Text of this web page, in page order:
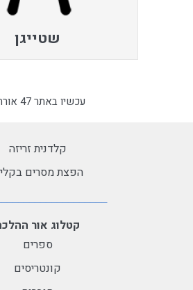
שטייגן
עכשיו באתר 47 אורחים
קלדנית זריזה
הפצת מסרים
קטלוג אור
ספרים
קונטריסים